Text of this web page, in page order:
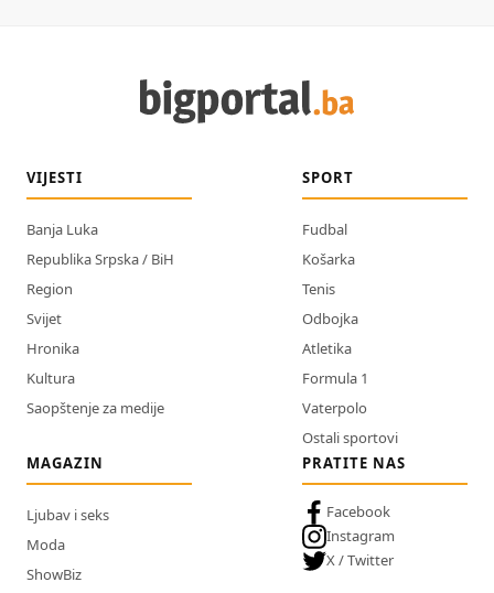
VIJESTI
Banja Luka
Republika Srpska / BiH
Region
Svijet
Hronika
Kultura
Saopštenje za medije
SPORT
Fudbal
Košarka
Tenis
Odbojka
Atletika
Formula 1
Vaterpolo
Ostali sportovi
MAGAZIN
Ljubav i seks
Moda
ShowBiz
PRATITE NAS
Facebook
Instagram
X / Twitter